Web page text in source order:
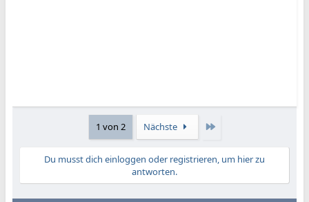
1 von 2 Nächste
Du musst dich einloggen oder registrieren, um hier zu
antworten.